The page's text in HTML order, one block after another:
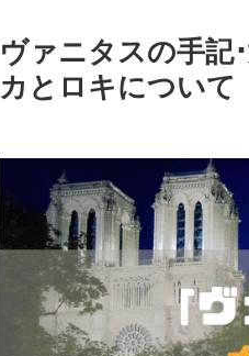
ヴァニタスの手記
カとロキについて